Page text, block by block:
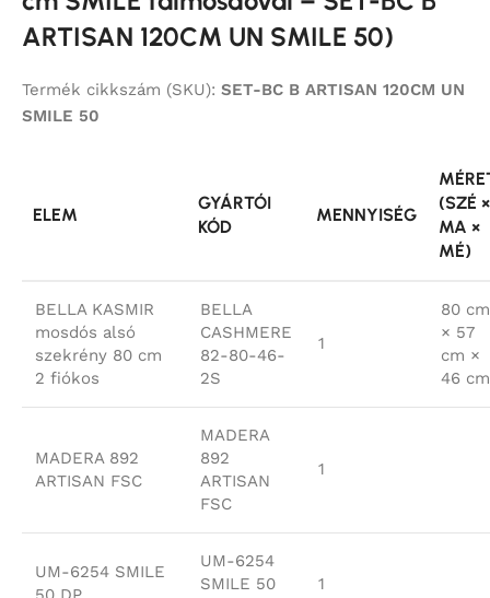
ARTISAN 120CM UN SMILE 50)
Termék cikkszám (SKU): SET-BC B ARTISAN 120CM UN
SMILE 50
ELEM
GYÁRTÓI
KÓD
MENNYISÉG
(SZÉ ×
MA ×
MÉ)
BELLA KASMIR
mosdós alsó
szekrény 80 cm
2 fiókos
BELLA
CASHMERE
82-80-46-
2S
1
80 cm
× 57
cm ×
46 cm
MADERA 892
ARTISAN FSC
MADERA
892
ARTISAN
FSC
1
UM-6254 SMILE
UM-6254
SMILE 50
1